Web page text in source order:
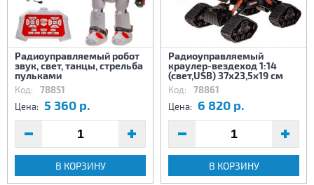
Радиоуправляемый робот
звук, свет, танцы, стрельба
пульками
Код: 78851
Цена: 5 360 р.
В КОРЗИНУ
Радиоуправляемый
краулер-вездеход 1:14
(свет,USB) 37х23,5х19 см
Код: 78861
Цена: 6 820 р.
В КОРЗИНУ